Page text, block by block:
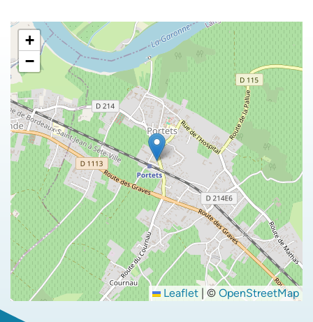
+
−
Leaflet © OpenStreetMap